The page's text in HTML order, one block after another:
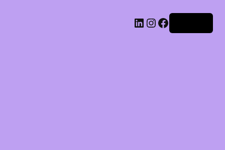
LinkedIn
Instagram
Facebook